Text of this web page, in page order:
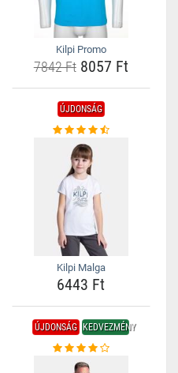
Kilpi Promo
7842 Ft8057 Ft
ÚJDONSÁG
Kilpi Malga
6443 Ft
ÚJDONSÁG KEDVEZMÉNY